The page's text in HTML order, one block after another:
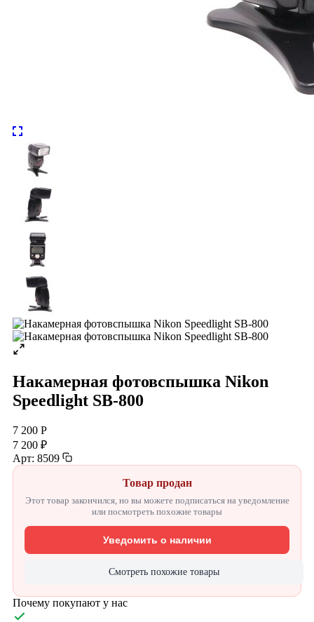
Накамерная фотовспышка Nikon
Speedlight SB-800
7 200 Р
7 200 ₽
Арт: 8509
Товар продан
Этот товар закончился, но вы можете подписаться на уведомление
или посмотреть похожие товары
Уведомить о наличии
Смотреть похожие товары
Почему покупают у нас